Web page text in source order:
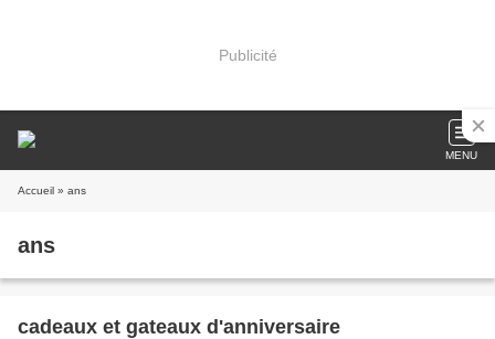
Publicité
MENU
Accueil » ans
ans
cadeaux et gateaux d'anniversaire